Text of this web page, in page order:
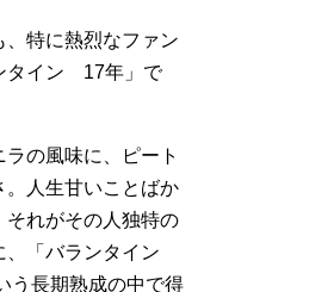
、特に熱烈なファン
タイン 17年」で
の風味に、ピート
。人生甘いことばか
それがその人独特の
、「バランタイン
う長期熟成の中で得